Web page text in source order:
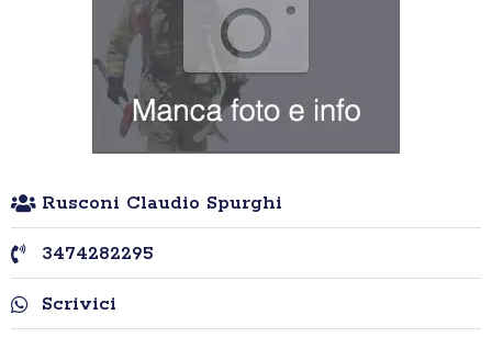
Rusconi Claudio Spurghi
3474282295
Scrivici